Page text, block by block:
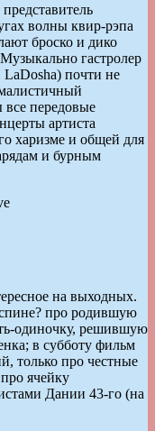
волны квир-рэпа
броско и дико
гастролер
почти не
передовые
артиста
харизме и общей для
и бурным
на выходных.
про родившую
одиночку, решившую
в субботу фильм
только про честные
ячейку
Дании 43-го (на